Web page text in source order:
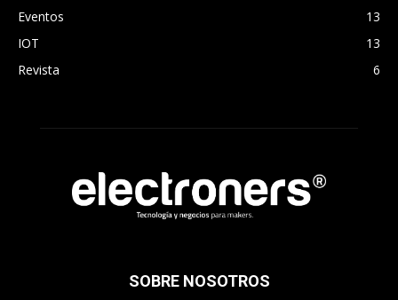
Eventos
13
IOT
13
Revista
6
SOBRE NOSOTROS